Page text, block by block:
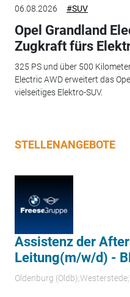
06.08.2026 #SUV
Opel Grandland
Zugkraft fürs
325 PS und über 500
Electric AWD erweitert das
vielseitiges Elektro-SUV.
STELLENANGEBOTE
Assistenz der
Leitung(m/w/d) -
Oldenburg